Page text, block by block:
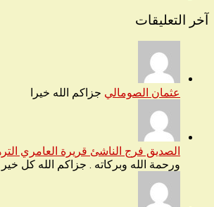
آخر التعليقات
عثمان الصومالي جزاكم الله خيرا
الصديق فرج الناشئ قريرة العامري
ورحمة الله وبركاته . جزاكم الله كل